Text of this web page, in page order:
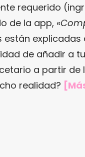
requerido
de la app, «
están
de añadir a
a partir de
realidad?